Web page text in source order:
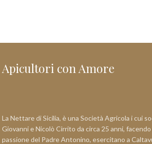
Apicultori con Amore
La Nettare di Sicilia, è una Società Agricola i cui
Giovanni e Nicolò Cirrito da circa 25 anni,
passione del Padre Antonino, esercitano a